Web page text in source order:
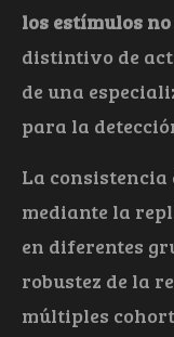
los estímulos
distintivo de
de una
para la
La consistencia
mediante la
en diferentes
robustez de la
múltiples